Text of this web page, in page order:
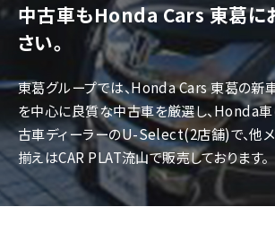
中古車もHonda Cars 東葛に
さい。
東葛グループでは、Honda Cars 東葛の新
を中心に良質な中古車を厳選し、Honda
古車ディーラーのU-Select(2店舗)で、他
揃えはCAR PLAT流山で販売しております。